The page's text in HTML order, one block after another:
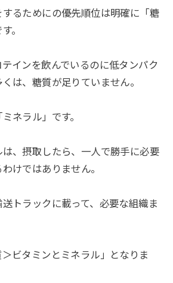
るためにの優先順位は明確に「糖
。
インを飲んでいるのに低タンパク
は、糖質が足りていません。
ネラル」です。
は、摂取したら、一人で勝手に必要
けではありません。
トラックに載って、必要な組織ま
ビタミンとミネラル」となりま